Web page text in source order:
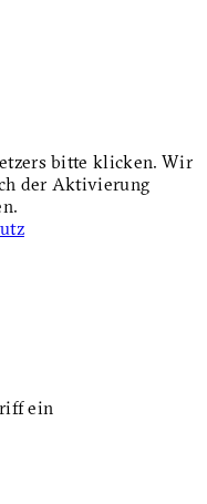
bitte klicken. Wir
der Aktivierung
ein